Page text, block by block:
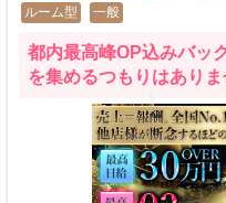
ルーム型 一般
都内最高峰OP込みバッ
を集めるつもりはありま